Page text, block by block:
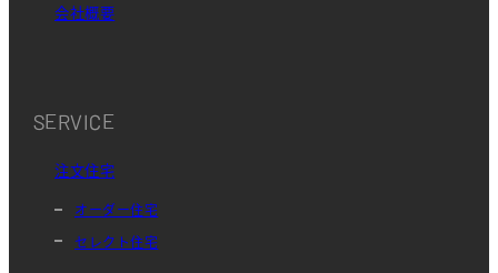
会社概要
SERVICE
注文住宅
オーダー住宅
セレクト住宅